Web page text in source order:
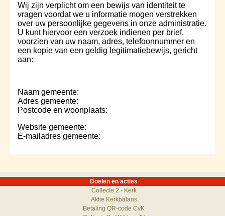
Wij zijn verplicht om een bewijs van identiteit te
vragen voordat we u informatie mogen verstrekken
over uw persoonlijke gegevens in onze administratie.
U kunt hiervoor een verzoek indienen per brief,
voorzien van uw naam, adres, telefoonnummer en
een kopie van een geldig legitimatiebewijs, gericht
aan:
Naam gemeente:
Adres gemeente:
Postcode en woonplaats:
Website gemeente:
E-mailadres gemeente:
Doelen en acties
Collecte 2 - Kerk
Aktie Kerkbalans
Betaling QR-code CvK